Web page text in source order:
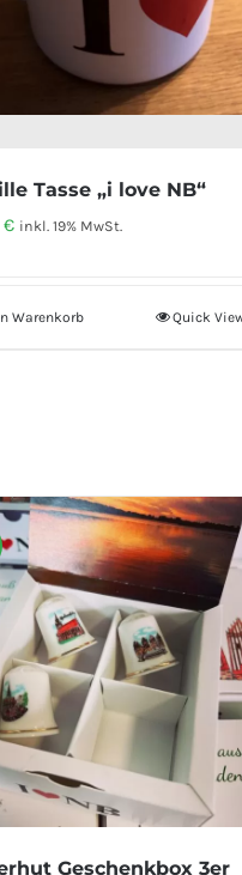
Tasse „i love NB“
€ inkl. 19% MwSt.
Warenkorb Quick
Geschenkbox 3er